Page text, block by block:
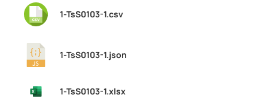
1-TsS0103-1.csv
1-TsS0103-1.json
1-TsS0103-1.xlsx